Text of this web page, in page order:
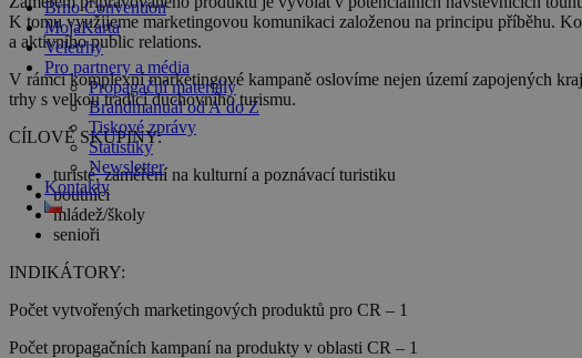
Brno Convention
MojaKarta
Veletrhy
Pro partnery a média
Propagační materiály
Brandmanuál od A do Z
Tiskové zprávy
Statistiky
Newsletter
Kontakty
K tomu využijeme marketingovou komunikaci založenou na principu příběhu.
a aktivního public relations.
V rámci komplexní marketingové kampaně oslovíme nejen území zapojených
trhy s velkou tradicí duchovního turismu.
CÍLOVÉ SKUPINY:
turisté, zaměření na kulturní a poznávací turistiku
poutníci
mládež/školy
senioři
INDIKÁTORY:
Počet vytvořených marketingových produktů pro CR – 1
Počet propagačních kampaní na produkty v oblasti CR – 1